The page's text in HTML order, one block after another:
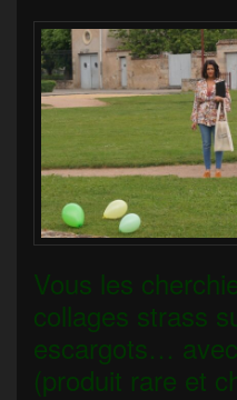
Vous les
collages strass
escargots…
(produit rare et